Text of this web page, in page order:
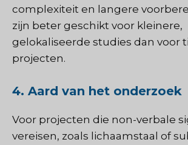
complexiteit en langere
zijn beter geschikt voor kleinere,
gelokaliseerde studies dan voor
projecten.
4. Aard van het onderzoek
Voor projecten die non-verbale
vereisen, zoals lichaamstaal of